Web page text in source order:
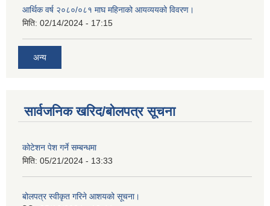
आर्थिक वर्ष २०८०/०८१ माघ महिनाको आयव्ययको विवरण।
मिति: 02/14/2024 - 17:15
अन्य
सार्वजनिक खरिद/बोलपत्र सूचना
कोटेशन पेश गर्ने सम्बन्धमा
मिति: 05/21/2024 - 13:33
बोलपत्र स्वीकृत गरिने आशयको सूचना।